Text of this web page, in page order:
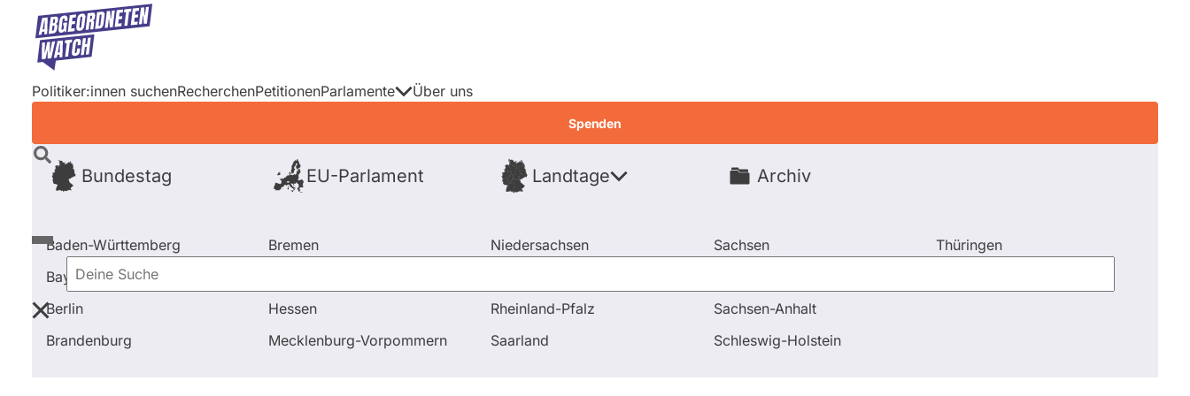
Direkt
Inhalt
Politiker:innen suchenRecherchenPetitionenParlamente
Bundestag EU-Parlament Landtage
Baden-Württemberg
Bayern
Berlin
Brandenburg
Bremen
Hessen
Mecklenburg-Vorpommern
Niedersachsen
Rheinland-Pfalz
Saarland
Sachsen
Sachsen-Anhalt
Schleswig-Holstein
Thüringen
Archiv
Über uns
Spenden
Deine
Suche
Startseite Frage stellen Monika Hahn Fragen und Antworten